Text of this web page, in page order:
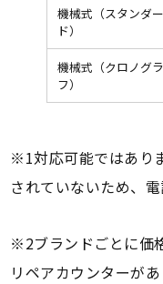
機械式（スタンダー
ド）
機械式（クロノグラ
フ）
※1対応可能ではあり
されていないため、
※2ブランドごとに価
リペアカウンターが